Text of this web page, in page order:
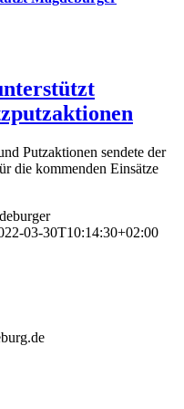
Putzaktionen sendete der
die kommenden Einsätze
03-30T10:14:30+02:00